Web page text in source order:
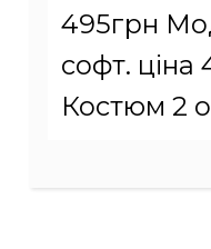
495грн
софт. ціна
Костюм 2